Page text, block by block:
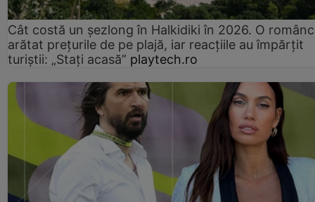
Cât costă un șezlong în Halkidiki în 2026. O
arătat prețurile de pe plajă, iar reacțiile au împărțit
turiștii: „Staţi acasă” playtech.ro